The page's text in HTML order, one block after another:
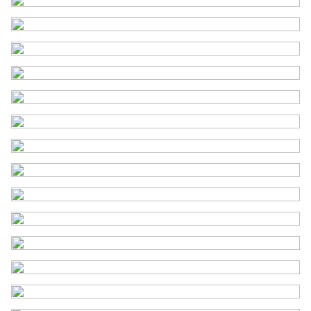
Op de begane grond is er elektrische zonwering aan
de zuidzijde van de woning.
glasvezel kabel, mechanische
ventilatie, natuurlijke
kabel
Energie
Energielabel
Isolatie
Dakisolatie, hr glas,
Verwarming
Warm water Cv ketel
Cv-ketel
Nefit Profline HRC24 (gas